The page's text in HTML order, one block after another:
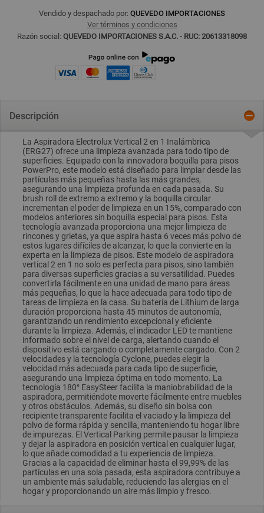
Vendido y despachado por: QUEVEDO IMPORTACIONES
Ver términos y condiciones
Razón social: QUEVEDO IMPORTACIONES S.A.C. - RUC: 20613318098
Descripción
La Aspiradora Electrolux Vertical 2 en 1 Inalámbrica
(ERG27) ofrece una limpieza avanzada para todo tipo de
superficies. Equipado con la innovadora boquilla para pisos
PowerPro, este modelo está diseñado para limpiar desde las
partículas más pequeñas hasta las más grandes,
asegurando una limpieza profunda en cada pasada. Su
brush roll de extremo a extremo y la boquilla circular
incrementan el poder de limpieza en un 15%, comparado con
modelos anteriores sin boquilla especial para pisos. Esta
tecnología avanzada proporciona una mejor limpieza de
rincones y grietas, ya que aspira hasta 6 veces más polvo de
estos lugares difíciles de alcanzar, lo que la convierte en la
experta en la limpieza de pisos. Este modelo de aspiradora
vertical 2 en 1 no solo es perfecta para pisos, sino también
para diversas superficies gracias a su versatilidad. Puedes
convertirla fácilmente en una unidad de mano para áreas
más pequeñas, lo que la hace adecuada para todo tipo de
tareas de limpieza en la casa. Su batería de Lithium de larga
duración proporciona hasta 45 minutos de autonomía,
garantizando un rendimiento excepcional y eficiente
durante la limpieza. Además, el indicador LED te mantiene
informado sobre el nivel de carga, alertando cuando el
dispositivo está cargando o completamente cargado. Con 2
velocidades y la tecnología Cyclone, puedes elegir la
velocidad más adecuada para cada tipo de superficie,
asegurando una limpieza óptima en todo momento. La
tecnología 180° EasySteer facilita la maniobrabilidad de la
aspiradora, permitiéndote moverte fácilmente entre muebles
y otros obstáculos. Además, su diseño sin bolsa con
recipiente transparente facilita el vaciado y la limpieza del
polvo de forma rápida y sencilla, manteniendo tu hogar libre
de impurezas. El Vertical Parking permite pausar la limpieza
y dejar la aspiradora en posición vertical en cualquier lugar,
lo que añade comodidad a tu experiencia de limpieza.
Gracias a la capacidad de eliminar hasta el 99,99% de las
partículas en una sola pasada, esta aspiradora contribuye a
un ambiente más saludable, reduciendo las alergias en el
hogar y proporcionando un aire más limpio y fresco.